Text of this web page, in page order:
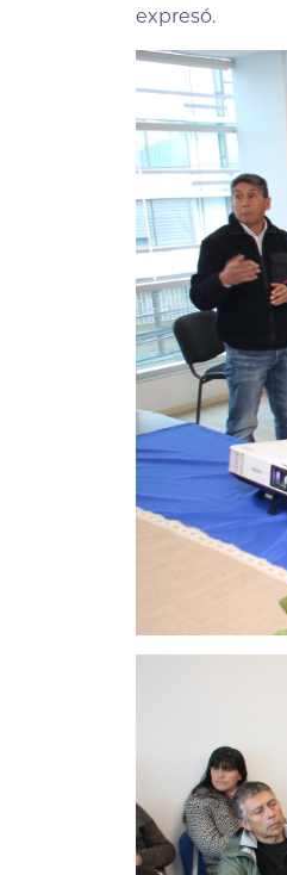
expresó.